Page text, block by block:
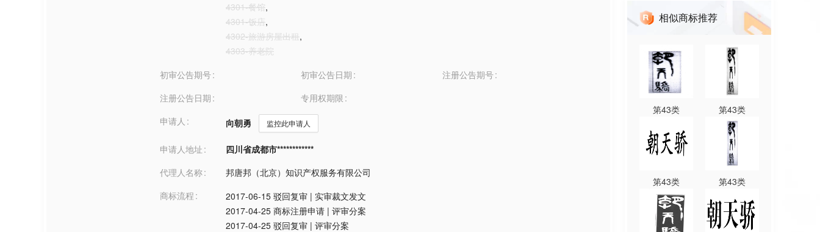
4301-餐馆,
4301-饭店,
4302-旅游房屋出租,
4303-养老院
初审公告期号
初审公告日期
注册公告期号
注册公告日期
专用权期限
申请人
向朝勇 监控此申请人
申请人地址
四川省成都市************
代理人名称
邦唐邦（北京）知识产权服务有限公司
商标流程
2017-06-15 驳回复审 | 实审裁文发文
2017-04-25 商标注册申请 | 评审分案
2017-04-25 驳回复审 | 评审分案
相似商标推荐
第43类 第43类
第43类 第43类